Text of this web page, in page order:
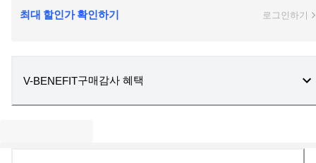
최대 할인가 확인하기 로그인하기
V-BENEFIT구매감사 혜택